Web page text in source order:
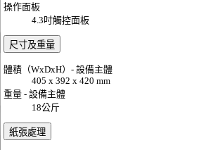
操作面板
4.3吋觸控面板
尺寸及重量
體積（WxDxH）- 設備主體
405 x 392 x 420 mm
重量 - 設備主體
18公斤
紙張處理